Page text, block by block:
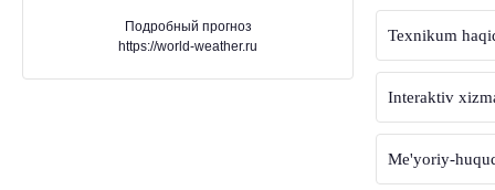
Подробный прогноз
https://world-weather.ru
Texnikum
Interaktiv
Me'yoriy-